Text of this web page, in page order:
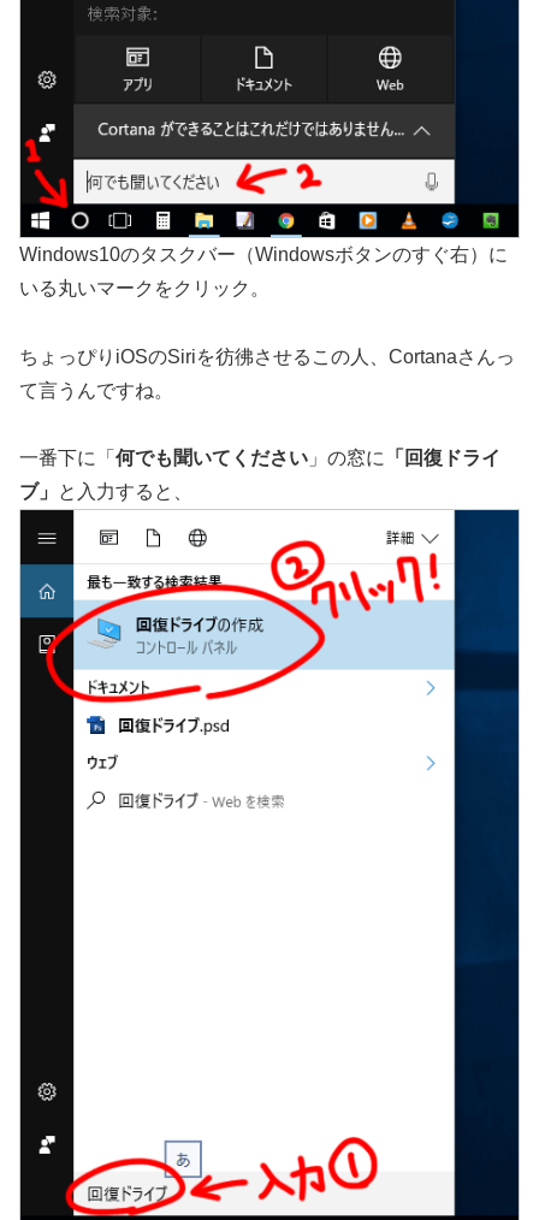
Windows10のタスクバー（Windowsボタンのすぐ右）に
いる丸いマークをクリック。
ちょっぴりiOSのSiriを彷彿させるこの人、Cortanaさんっ
て言うんですね。
一番下に「 何でも聞いてください 」の窓に
「回復ドライ
ブ」
と入力すると、